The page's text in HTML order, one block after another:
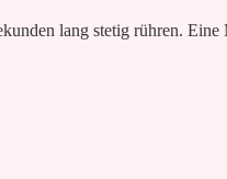
lang stetig rühren.